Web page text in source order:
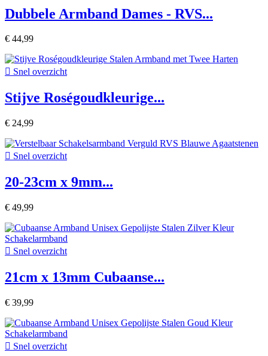
Dubbele Armband Dames - RVS...
€ 44,99
 Snel overzicht
Stijve Roségoudkleurige...
€ 24,99
 Snel overzicht
20-23cm x 9mm...
€ 49,99
 Snel overzicht
21cm x 13mm Cubaanse...
€ 39,99
 Snel overzicht